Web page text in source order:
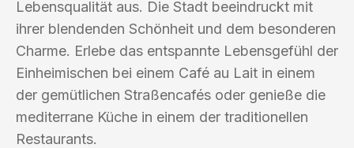
Lebensqualität aus. Die Stadt beeindruckt mit
ihrer blendenden Schönheit und dem besonderen
Charme. Erlebe das entspannte Lebensgefühl der
Einheimischen bei einem Café au Lait in einem
der gemütlichen Straßencafés oder genieße die
mediterrane Küche in einem der traditionellen
Restaurants.